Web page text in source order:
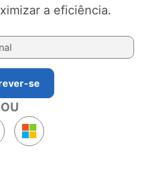
a eficiência.
se
OU